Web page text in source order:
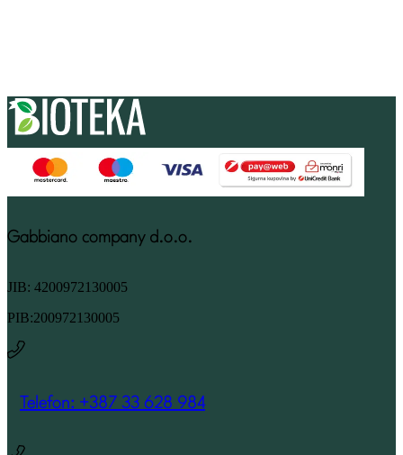
Gabbiano company d.o.o.
JIB: 4200972130005
PIB:200972130005
Telefon: +387 33 628 984